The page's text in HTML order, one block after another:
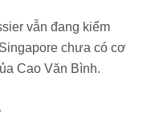
vẫn đang kiểm
chưa có cơ
Cao Văn Bình.